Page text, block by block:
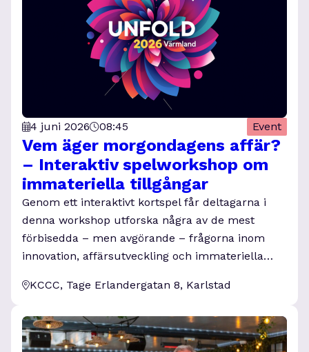
4 juni 2026 08:45 Event
Vem äger morgondagens affär?
– Interaktiv spelworkshop om
immateriella tillgångar
Genom ett interaktivt kortspel får deltagarna i
denna workshop utforska några av de mest
förbisedda – men avgörande – frågorna inom
innovation, affärsutveckling och immateriella…
KCCC, Tage Erlandergatan 8, Karlstad